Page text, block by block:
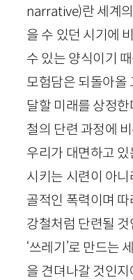
narrative)란 세계
을 수 있던 시기에
수 있는 양식이기
모험담은 되돌아올
달할 미래를 상정
철의 단련 과정에
우리가 대면하고
시키는 시련이 아
골적인 폭력이며
강철처럼 단련될
‘쓰레기’로 만드는
을 견뎌나갈 것인